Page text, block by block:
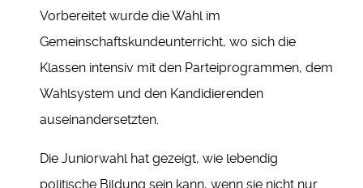
Vorbereitet wurde die Wahl im
Gemeinschaftskundeunterricht, wo sich die
Klassen intensiv mit den Parteiprogrammen, dem
Wahlsystem und den Kandidierenden
auseinandersetzten.
Die Juniorwahl hat gezeigt, wie lebendig
politische Bildung sein kann, wenn sie nicht nur